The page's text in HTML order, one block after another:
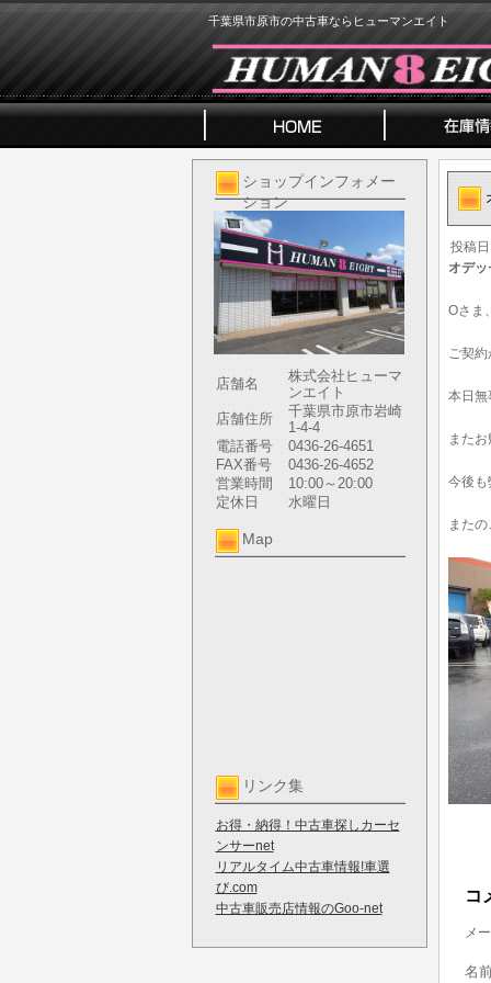
千葉県市原市の中古車ならヒューマンエイト
ショップインフォメー
ション
店舗名
株式会社ヒューマ
ンエイト
店舗住所
千葉県市原市岩崎
1-4-4
電話番号
0436-26-4651
FAX番号
0436-26-4652
営業時間
10:00～20:00
定休日
水曜日
Map
リンク集
お得・納得！中古車探しカーセ
ンサーnet
リアルタイム中古車情報!車選
び.com
中古車販売店情報のGoo-net
投稿日
オデ
Oさま
ご契約
本日無
またお
今後も
また
コ
メ
名